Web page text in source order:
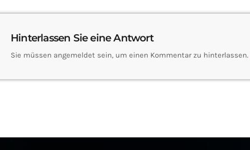
Hinterlassen Sie eine Antwort
Sie müssen angemeldet sein, um einen Kommentar zu hinterlassen.